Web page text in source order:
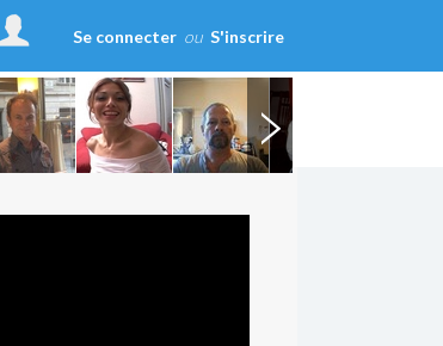
Se connecter ou S'inscrire